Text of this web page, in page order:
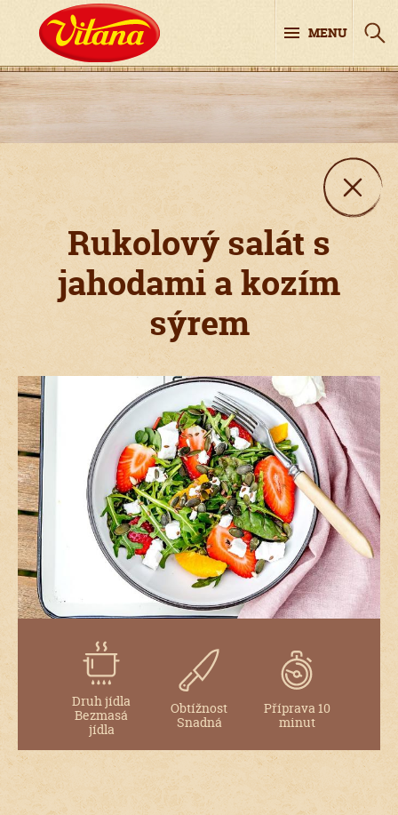
MENU
Rukolový salát s
jahodami a kozím
sýrem
Druh jídla
Bezmasá
jídla
Obtížnost
Snadná
Příprava 10
minut